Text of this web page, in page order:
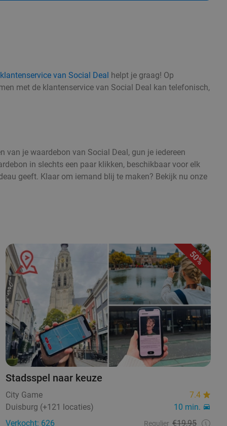
klantenservice van Social Deal helpt je graag! Op
met de klantenservice van Social Deal kan telefonisch,
je waardebon van Social Deal, gun je iedereen
in slechts een paar klikken, beschikbaar voor elk
geeft. Klaar om iemand blij te maken? Bekijk nu onze
50%
Stadsspel naar keuze
City Game
7.4
Duisburg (+121 locaties)
10 min.
Verkocht: 626
Regulier €19,95